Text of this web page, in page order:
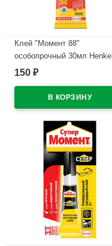
Клей "Момент 88"
особопрочный 30мл Henkel
арт.1139012
150 ₽